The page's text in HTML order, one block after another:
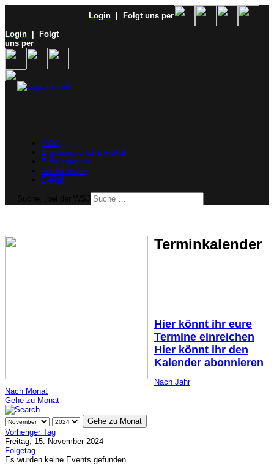
Login
| Folgt uns per
Login
| Folgt
uns per
SVW
Ergebnisdienst & Portal
Schachjugend
Verein finden
E-Mail
Terminkalender
Hier könnt ihr eure
Termine einreichen
Hier könnt ihr den
Kalender abonnieren
Nach Jahr
Nach Monat
Gehe zu Monat
Gehe zu Monat
Vorheriger Tag
Freitag, 15. November 2024
Folgetag
Es wurden keine Events gefunden